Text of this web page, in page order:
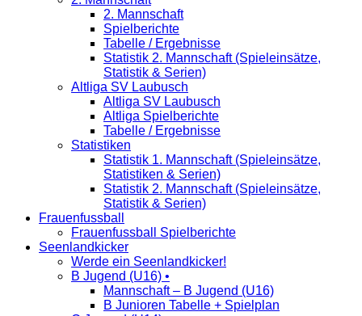
2. Mannschaft
Spielberichte
Tabelle / Ergebnisse
Statistik 2. Mannschaft (Spieleinsätze,
Statistik & Serien)
Altliga SV Laubusch
Altliga SV Laubusch
Altliga Spielberichte
Tabelle / Ergebnisse
Statistiken
Statistik 1. Mannschaft (Spieleinsätze,
Statistiken & Serien)
Statistik 2. Mannschaft (Spieleinsätze,
Statistik & Serien)
Frauenfussball
Frauenfussball Spielberichte
Seenlandkicker
Werde ein Seenlandkicker!
B Jugend (U16) •
Mannschaft – B Jugend (U16)
B Junioren Tabelle + Spielplan